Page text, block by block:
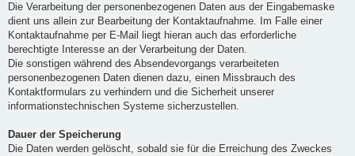
Die Verarbeitung der personenbezogenen Daten aus der Eingabemaske
dient uns allein zur Bearbeitung der Kontaktaufnahme. Im Falle einer
Kontaktaufnahme per E-Mail liegt hieran auch das erforderliche
berechtigte Interesse an der Verarbeitung der Daten.
Die sonstigen während des Absendevorgangs verarbeiteten
personenbezogenen Daten dienen dazu, einen Missbrauch des
Kontaktformulars zu verhindern und die Sicherheit unserer
informationstechnischen Systeme sicherzustellen.
Dauer der Speicherung
Die Daten werden gelöscht, sobald sie für die Erreichung des Zweckes